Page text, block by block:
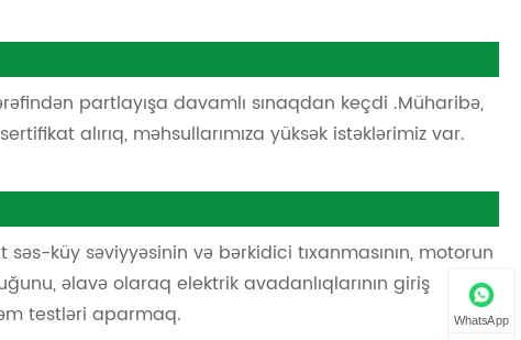
partlayışa davamlı sınaqdan keçdi .Müharibə,
alırıq, məhsullarımıza yüksək istəklərimiz var.
küy səviyyəsinin və bərkidici tıxanmasının, motorun
əlavə olaraq elektrik avadanlıqlarının giriş
testləri aparmaq.
WhatsApp